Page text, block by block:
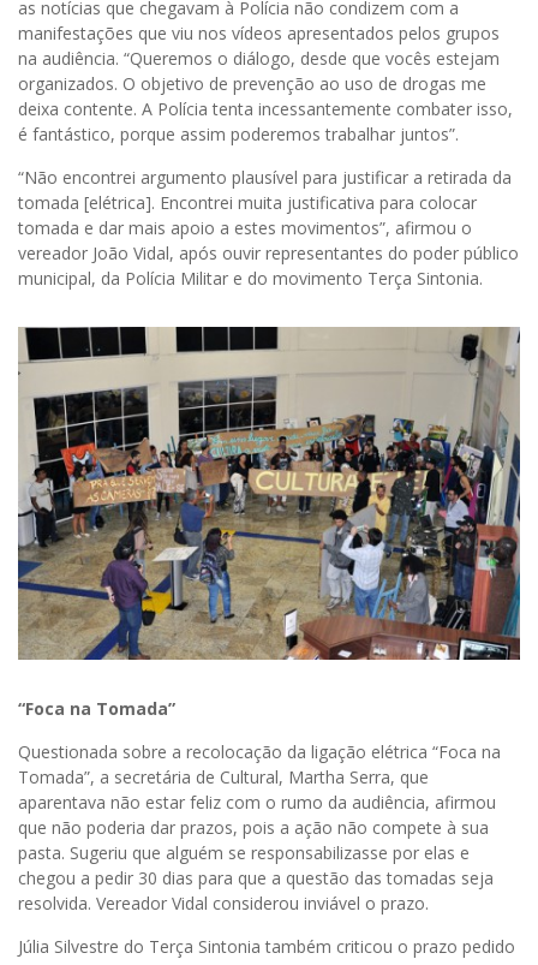
as notícias que chegavam à Polícia não condizem com a
manifestações que viu nos vídeos apresentados pelos grupos
na audiência. “Queremos o diálogo, desde que vocês estejam
organizados. O objetivo de prevenção ao uso de drogas me
deixa contente. A Polícia tenta incessantemente combater isso,
é fantástico, porque assim poderemos trabalhar juntos”.
“Não encontrei argumento plausível para justificar a retirada da
tomada [elétrica]. Encontrei muita justificativa para colocar
tomada e dar mais apoio a estes movimentos”, afirmou o
vereador João Vidal, após ouvir representantes do poder público
municipal, da Polícia Militar e do movimento Terça Sintonia.
“Foca na Tomada”
Questionada sobre a recolocação da ligação elétrica “Foca na
Tomada”, a secretária de Cultural, Martha Serra, que
aparentava não estar feliz com o rumo da audiência, afirmou
que não poderia dar prazos, pois a ação não compete à sua
pasta. Sugeriu que alguém se responsabilizasse por elas e
chegou a pedir 30 dias para que a questão das tomadas seja
resolvida. Vereador Vidal considerou inviável o prazo.
Júlia Silvestre do Terça Sintonia também criticou o prazo pedido